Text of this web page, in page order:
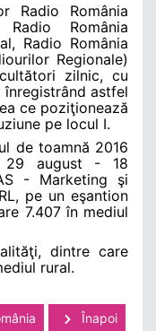
Radio România
România
Radio România
Regionale)
zilnic, cu
astfel
ce poziţionează
pe locul I.
de toamnă 2016
29 august - 18
- Marketing şi
pe un eşantion
7.407 în mediul
dintre care
rural.
Înapoi